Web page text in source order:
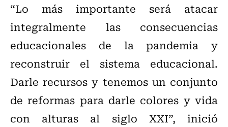
“Lo más importante será atacar
integralmente las consecuencias
educacionales de la pandemia y
reconstruir el sistema educacional.
Darle recursos y tenemos un conjunto
de reformas para darle colores y vida
con alturas al siglo XXI”, inició